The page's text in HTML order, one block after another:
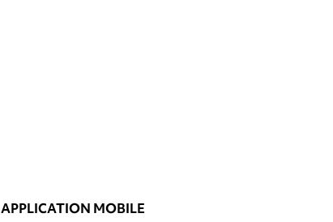
APPLICATION MOBILE